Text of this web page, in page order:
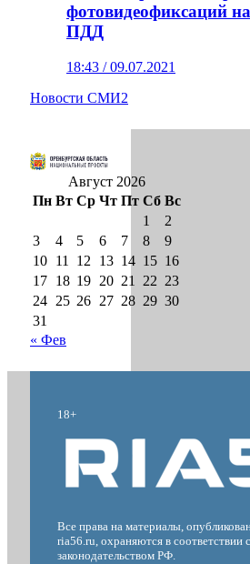
фотовидеофиксаций
ПДД
18:43 / 09.07.2021
Новости СМИ2
Август 2026
Пн Вт Ср Чт Пт Сб Вс
1
2
3
4 5 6 7 8
9
10 11 12 13 14 15 16
17 18 19 20 21 22 23
24 25 26 27 28 29 30
31
« Фев
18+
Все права на материалы,
ria56.ru, охраняются в соответствии с
законодательством РФ.